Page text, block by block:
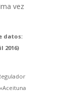
vez
datos:
2016)